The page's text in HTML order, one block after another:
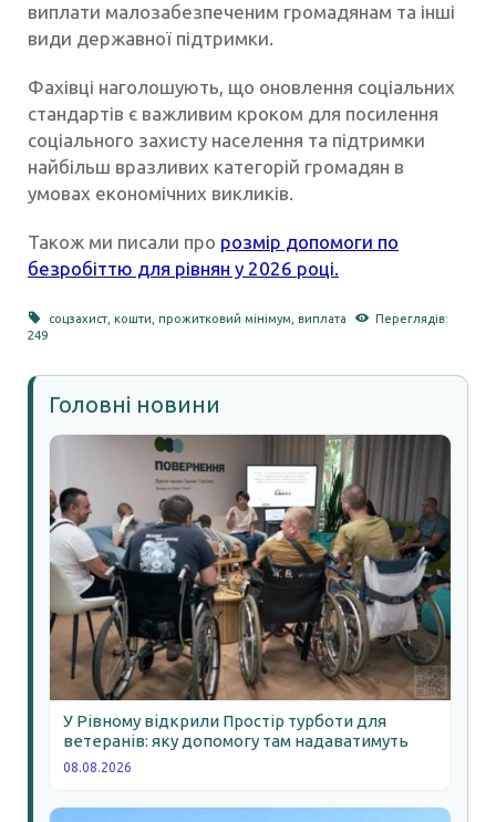
виплати малозабезпеченим громадянам та інші
види державної підтримки.
Фахівці наголошують, що оновлення соціальних
стандартів є важливим кроком для посилення
соціального захисту населення та підтримки
найбільш вразливих категорій громадян в
умовах економічних викликів.
Також ми писали про розмір допомоги по
безробіттю для рівнян у 2026 році.
соцзахист ,кошти ,прожитковий мінімум ,виплата
Переглядів:
249
Головні новини
У Рівному відкрили Простір турботи для
ветеранів: яку допомогу там надаватимуть
08.08.2026